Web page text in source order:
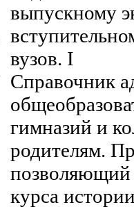
выпускному
вузов. I
Справочник
гимназий и
родителям.
позволяющий
курса